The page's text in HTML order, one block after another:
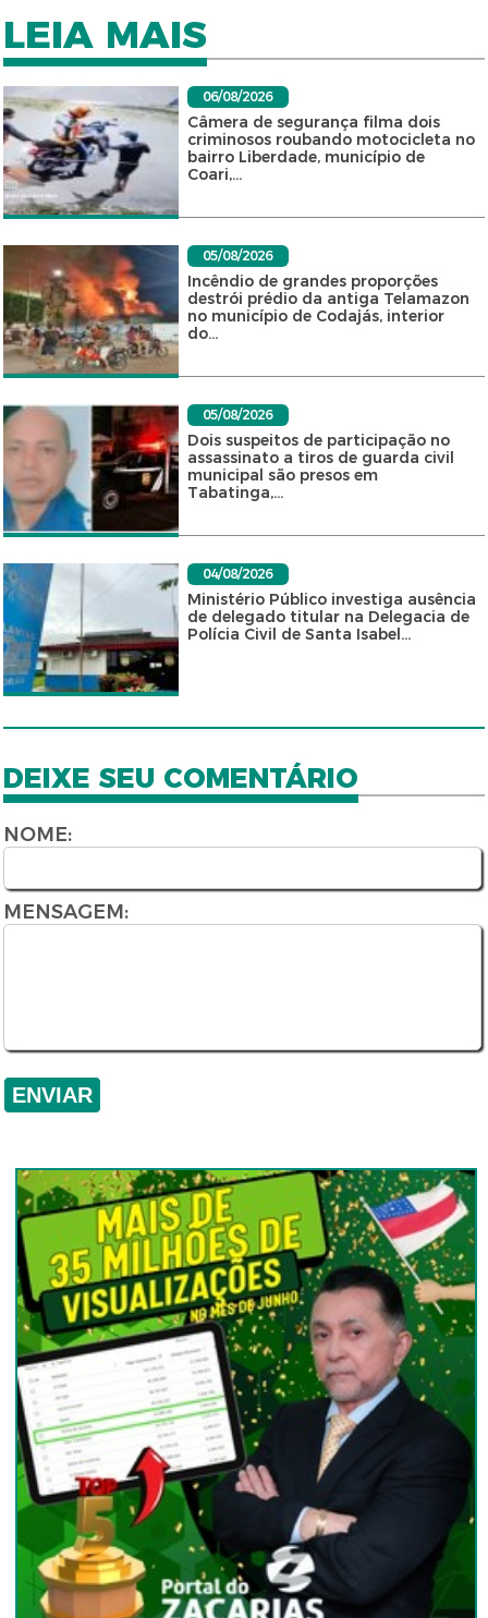
LEIA MAIS
06/08/2026
Câmera de segurança filma dois
criminosos roubando motocicleta no
bairro Liberdade, município de
Coari,...
05/08/2026
Incêndio de grandes proporções
destrói prédio da antiga Telamazon
no município de Codajás, interior
do...
05/08/2026
Dois suspeitos de participação no
assassinato a tiros de guarda civil
municipal são presos em
Tabatinga,...
04/08/2026
Ministério Público investiga ausência
de delegado titular na Delegacia de
Polícia Civil de Santa Isabel...
DEIXE SEU COMENTÁRIO
NOME:
MENSAGEM: